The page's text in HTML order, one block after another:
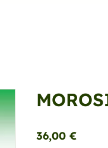
36,00 €Prix